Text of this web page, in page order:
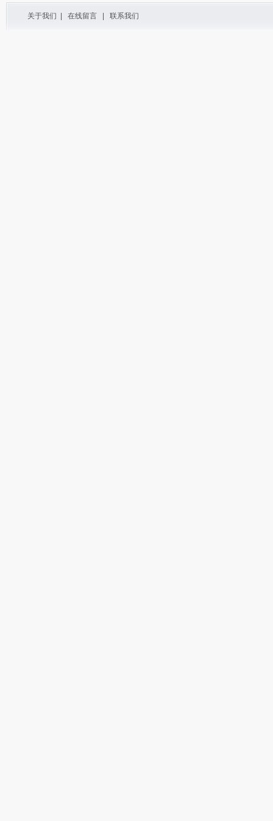
关于我们 在线留言 联系我们